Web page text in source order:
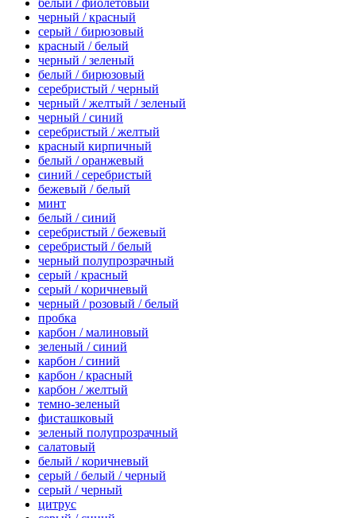
белый / фиолетовый
черный / красный
серый / бирюзовый
красный / белый
черный / зеленый
белый / бирюзовый
серебристый / черный
черный / желтый / зеленый
черный / синий
серебристый / желтый
красный кирпичный
белый / оранжевый
синий / серебристый
бежевый / белый
минт
белый / синий
серебристый / бежевый
серебристый / белый
черный полупрозрачный
серый / красный
серый / коричневый
черный / розовый / белый
пробка
карбон / малиновый
зеленый / синий
карбон / синий
карбон / красный
карбон / желтый
темно-зеленый
фисташковый
зеленый полупрозрачный
салатовый
белый / коричневый
серый / белый / черный
серый / черный
цитрус